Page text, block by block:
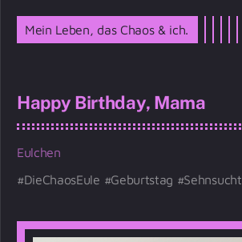
Mein Leben, das Chaos & ich.
Happy Birthday, Mama
Eulchen
DieChaosEule
Geburtstag Sehnsucht